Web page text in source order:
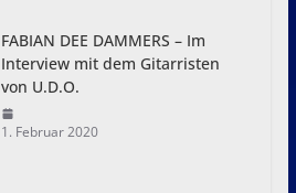
FABIAN DEE DAMMERS – Im
Interview mit dem Gitarristen
von U.D.O.
1. Februar 2020